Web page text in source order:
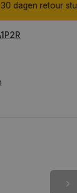
sturen.